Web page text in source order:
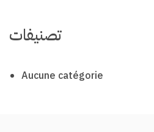
تصنيفات
Aucune catégorie